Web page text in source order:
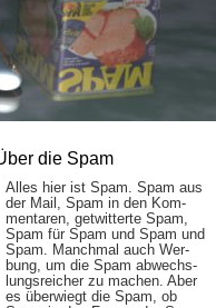
die Spam
Alles hier ist Spam. Spam aus
der Mail, Spam in den Kom­
men­taren, ge­twit­ter­te Spam,
Spam für Spam und Spam und
Spam. Manch­mal auch Wer­
bung, um die Spam ab­wechs­
lungs­reich­er zu mach­en. Aber
es über­wiegt die Spam, ob